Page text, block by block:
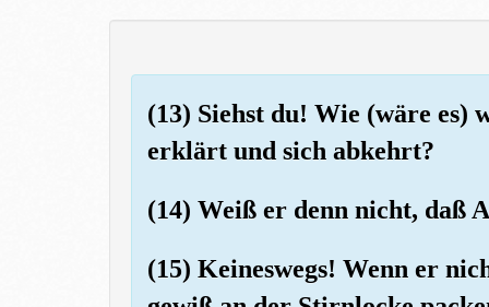
(13) Siehst du! Wie (wäre es)
erklärt und sich abkehrt?
(14) Weiß er denn nicht, daß
(15) Keineswegs! Wenn er